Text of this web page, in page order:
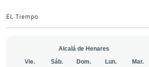
EL Tiempo